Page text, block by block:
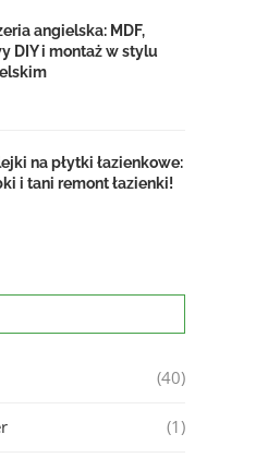
angielska: MDF,
DIY i montaż w stylu
na płytki łazienkowe:
i tani remont łazienki!
(40)
(1)